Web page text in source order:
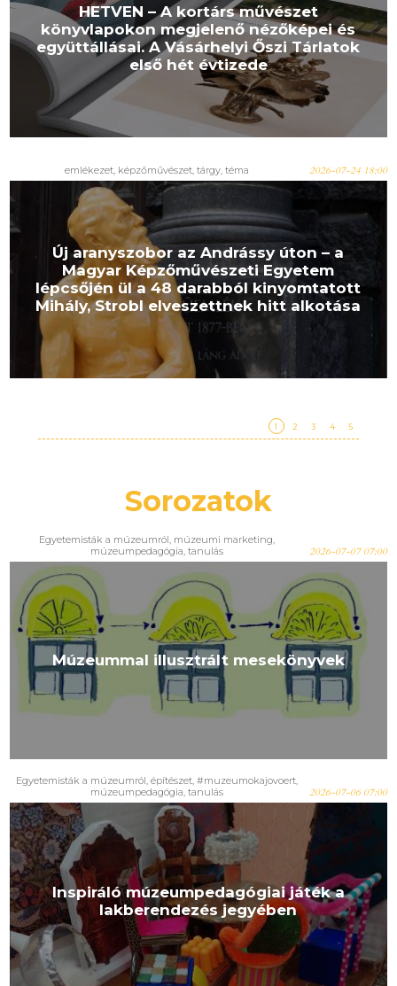
HETVEN – A kortárs művészet
könyvlapokon megjelenő nézőképei és
együttállásai. A Vásárhelyi Őszi Tárlatok
első hét évtizede
emlékezet, képzőművészet, tárgy, téma 2026-07-24 18:00
Új aranyszobor az Andrássy úton – a
Magyar Képzőművészeti Egyetem
lépcsőjén ül a 48 darabból kinyomtatott
Mihály, Strobl elveszettnek hitt alkotása
1 2 3 4 5
Sorozatok
Egyetemisták a múzeumról múzeumi marketing
múzeumpedagógia tanulás 2026-07-07 07:00
Múzeummal illusztrált mesekönyvek
Egyetemisták a múzeumról építészet, #muzeumokajovoert,
múzeumpedagógia tanulás 2026-07-06 07:00
Inspiráló múzeumpedagógiai játék a
lakberendezés jegyében